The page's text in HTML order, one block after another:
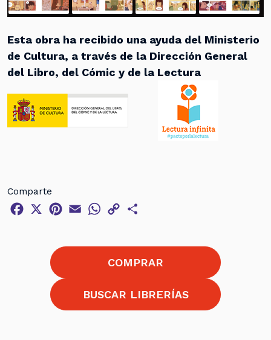
Esta obra ha recibido una ayuda del Ministerio
de Cultura, a través de la Dirección General
del Libro, del Cómic y de la Lectura
Comparte
Facebook
X Pinterest
Email WhatsApp
Copy
Link
COMPRAR
BUSCAR LIBRERÍAS